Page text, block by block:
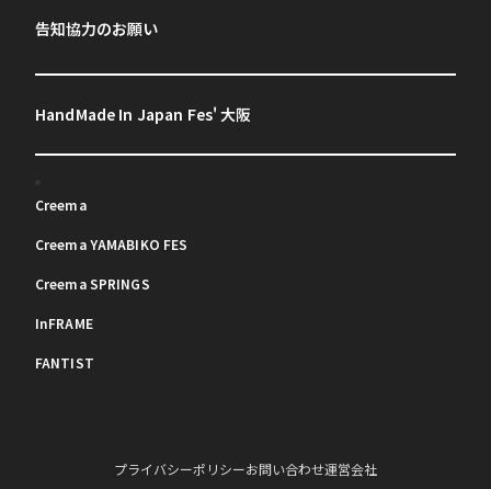
告知協力のお願い
HandMade In Japan Fes' 大阪
Creema
Creema YAMABIKO FES
Creema SPRINGS
InFRAME
FANTIST
プライバシーポリシーお問い合わせ運営会社